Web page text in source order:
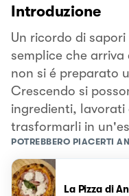
Introduzione
Un ricordo di
semplice che
non si é preparato
Crescendo si
ingredienti,
trasformarli in
POTREBBERO PIACERTI
La Pizza di